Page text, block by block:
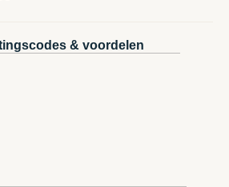
& voordelen